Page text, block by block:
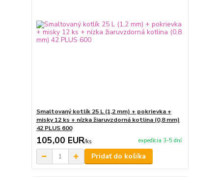
Smaltovaný kotlík 25 L (1,2 mm) + pokrievka +
misky 12 ks + nízka žiaruvzdorná kotlina (0,8 mm)
42 PLUS 600
105,00 EUR/ks expedícia 3-5 dní
Pridať do košíka